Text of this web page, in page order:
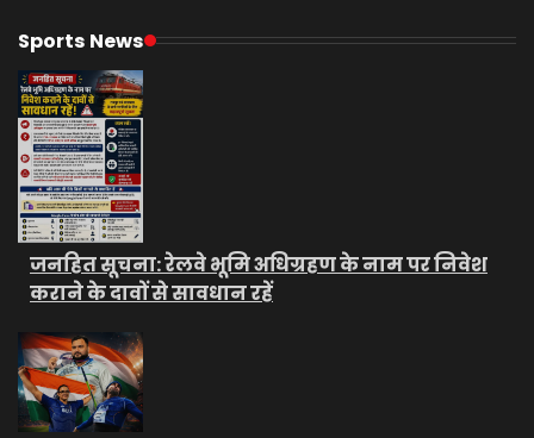
Sports News
जनहित सूचना: रेलवे भूमि अधिग्रहण के नाम पर निवेश
कराने के दावों से सावधान रहें